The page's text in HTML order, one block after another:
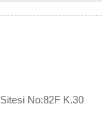
No:82F K.30